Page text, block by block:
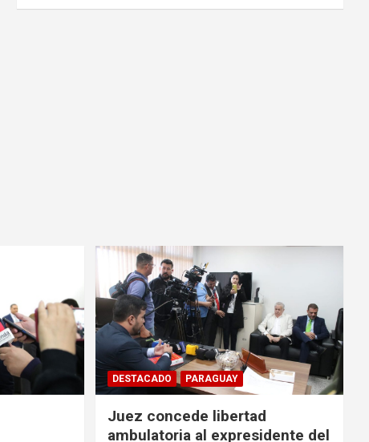
DESTACADO PARAGUAY
Juez concede libertad
ambulatoria al expresidente del